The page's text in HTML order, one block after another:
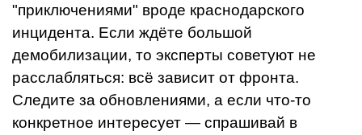
"приключениями" вроде краснодарского
инцидента. Если ждёте большой
демобилизации, то эксперты советуют не
расслабляться: всё зависит от фронта.
Следите за обновлениями, а если что-то
конкретное интересует — спрашивай в